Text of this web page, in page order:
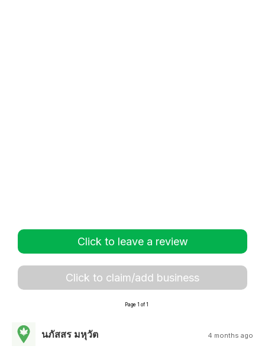
Click to leave a review
Click to claim/add business
Page 1 of 1
นภัสสร มหุวัต 4 months ago